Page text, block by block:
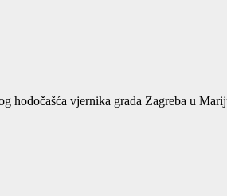
hodočašća vjernika grada Zagreba u